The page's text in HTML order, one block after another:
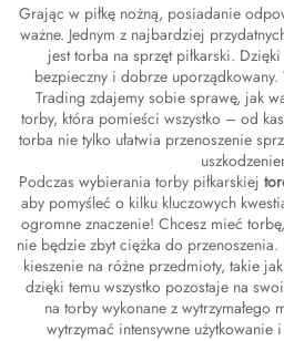
Grając w piłkę nożną, posiadanie
ważne. Jednym z najbardziej
jest torba na sprzęt piłkarski.
bezpieczny i dobrze
Trading zdajemy sobie sprawę, jak
torby, która pomieści wszystko – od
torba nie tylko ułatwia przenoszenie
Podczas wybierania torby piłkarskiej
aby pomyśleć o kilku kluczowych
ogromne znaczenie! Chcesz mieć
nie będzie zbyt ciężka do
kieszenie na różne przedmioty, takie
dzięki temu wszystko pozostaje na
na torby wykonane z wytrzymałego
wytrzymać intensywne